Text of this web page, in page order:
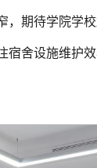
期待学院学
舍设施维护